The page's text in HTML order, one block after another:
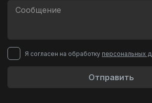
Я согласен на обработку персональных
Отправить